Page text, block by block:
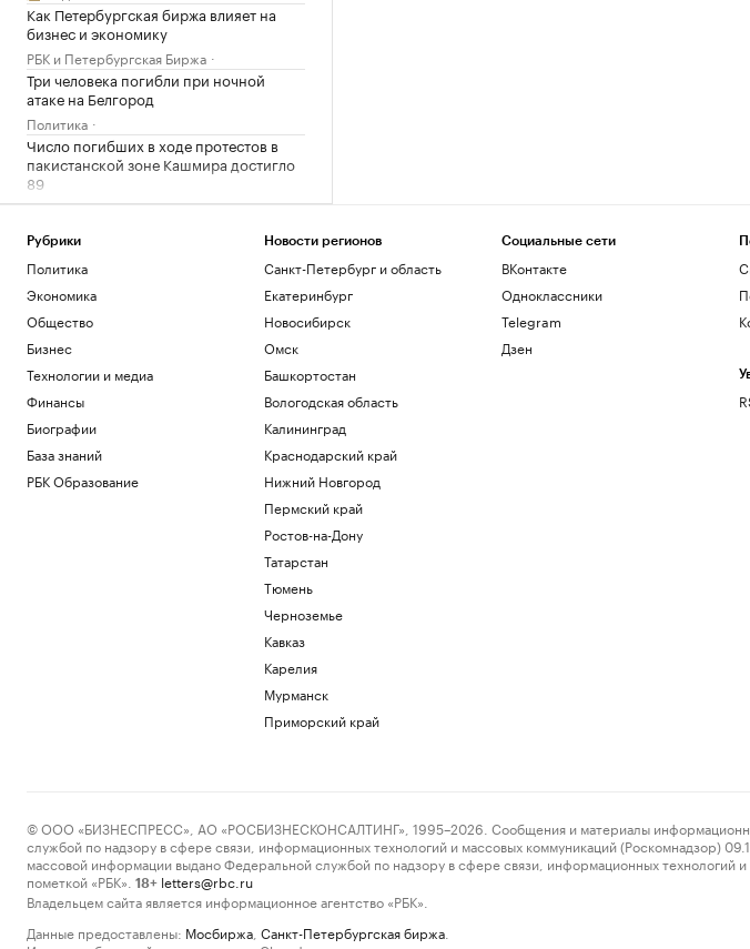
Как Петербургская биржа влияет на
бизнес и экономику
РБК и Петербургская Биржа
Три человека погибли при ночной
атаке на Белгород
Политика
Число погибших в ходе протестов в
пакистанской зоне Кашмира достигло
89
Политика
Aramco в Джизане
Общество
Рубрики
Политика
Экономика
Общество
Бизнес
Технологии и медиа
Финансы
Биографии
База знаний
РБК Образование
Новости регионов
Санкт-Петербург и область
Екатеринбург
Новосибирск
Омск
Башкортостан
Вологодская область
Калининград
Краснодарский край
Нижний Новгород
Пермский край
Ростов-на-Дону
Татарстан
Тюмень
Черноземье
Кавказ
Карелия
Мурманск
Приморский край
Социальные сети
ВКонтакте
Одноклассники
Telegram
Дзен
© ООО «БИЗНЕСПРЕСС», АО «РОСБИЗНЕСКОНСАЛТИНГ», 1995–2026. Сообщения и материалы
службой по надзору в сфере связи, информационных технологий и массовых коммуникаций (Роскомнадзор)
массовой информации выдано Федеральной службой по надзору в сфере связи, информационных
пометкой «РБК».
18+ letters@rbc.ru
Владельцем сайта является информационное агентство «РБК».
Данные предоставлены: Мосбиржа Санкт-Петербургская биржа